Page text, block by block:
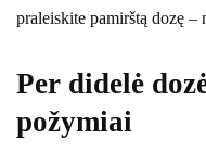
praleiskite pamirštą dozę –
Per didelė
požymiai